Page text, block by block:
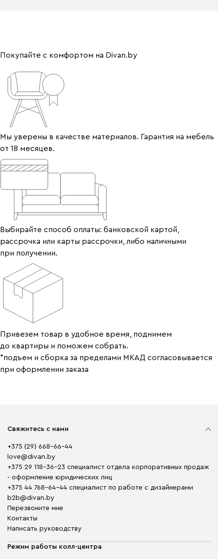
Покупайте с комфортом на Divan.by
Мы уверены в качестве материалов. Гарантия на мебель
от 18 месяцев.
Выбирайте способ оплаты: банковской картой,
рассрочка или карты рассрочки, либо наличными
при получении.
Привезем товар в удобное время, поднимем
до квартиры и поможем собрать.
*подъем и сборка за пределами МКАД согласовывается
при оформлении заказа
Свяжитесь с нами
+375 (29) 668-66-44
love@divan.by
+375 29 118-36-23 специалист отдела корпоративных продаж
- оформление юридических лиц
+375 44 768-64-44 специалист по работе с дизайнерами
b2b@divan.by
Перезвоните мне
Контакты
Написать руководству
Режим работы колл-центра